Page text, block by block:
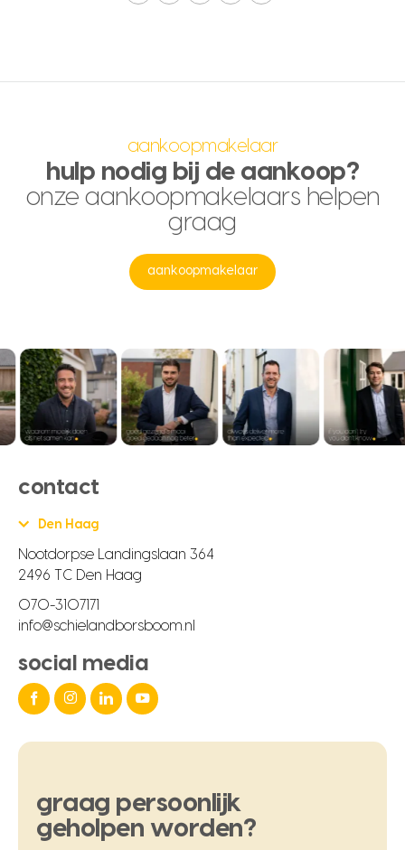
aankoopmakelaar
hulp nodig bij de aankoop?
onze aankoopmakelaars helpen
graag
aankoopmakelaar
contact
Den Haag
Nootdorpse Landingslaan 364
2496 TC Den Haag
070-3107171
info@schielandborsboom.nl
social media
graag persoonlijk
geholpen worden?